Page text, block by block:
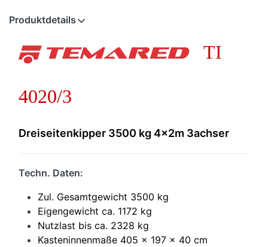
Produktdetails
TI
4020/3
Dreiseitenkipper 3500 kg 4x2m 3achser
Techn. Daten:
Zul. Gesamtgewicht 3500 kg
Eigengewicht ca. 1172 kg
Nutzlast bis ca. 2328 kg
Kasteninnenmaße 405 x 197 x 40 cm